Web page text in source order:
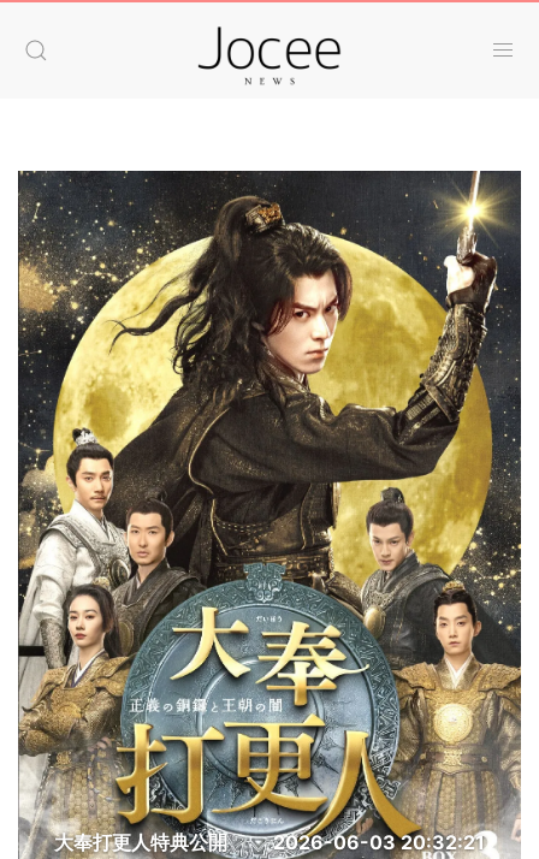
大奉打更人特典公開 2026-06-03 20:32:21